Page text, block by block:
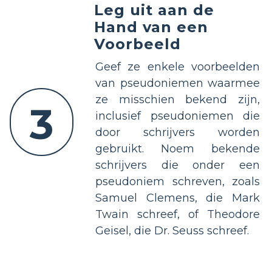
3
Leg uit aan de
Hand van een
Voorbeeld
Geef ze enkele voorbeelden
van pseudoniemen waarmee
ze misschien bekend zijn,
inclusief pseudoniemen die
door schrijvers worden
gebruikt. Noem bekende
schrijvers die onder een
pseudoniem schreven, zoals
Samuel Clemens, die Mark
Twain schreef, of Theodore
Geisel, die Dr. Seuss schreef.